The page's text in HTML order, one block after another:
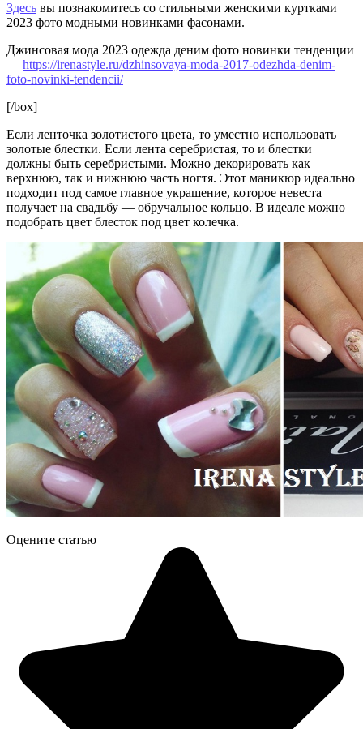
Здесь вы познакомитесь со стильными женскими куртками
2023 фото модными новинками фасонами.
Джинсовая мода 2023 одежда деним фото новинки тенденции
— https://irenastyle.ru/dzhinsovaya-moda-2017-odezhda-denim-
foto-novinki-tendencii/
[/box]
Если ленточка золотистого цвета, то уместно использовать
золотые блестки. Если лента серебристая, то и блестки
должны быть серебристыми. Можно декорировать как
верхнюю, так и нижнюю часть ногтя. Этот маникюр идеально
подходит под самое главное украшение, которое невеста
получает на свадьбу — обручальное кольцо. В идеале можно
подобрать цвет блесток под цвет колечка.
Оцените статью